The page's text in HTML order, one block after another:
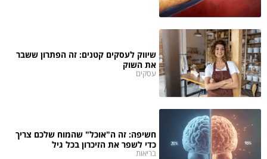
שיווק לעסקים קטנים: זה הפתרון ששבר
את השוק
עסקים
חשיפה: זה ה"אוכל" שהמוח שלכם צריך
כדי לשפר את הזיכרון בכל גיל
בריאות